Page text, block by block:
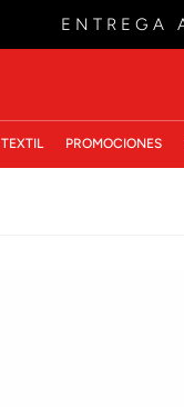
ENTREGA
TEXTIL PROMOCIONES